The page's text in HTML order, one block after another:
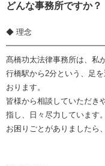
どんな事務所ですか？
◆ 理念
髙橋功太法律事務所は、私
行橋駅から2分という、足
おります。
皆様から相談していただき
指し、日々尽力しています。
お困りごとがありましたら